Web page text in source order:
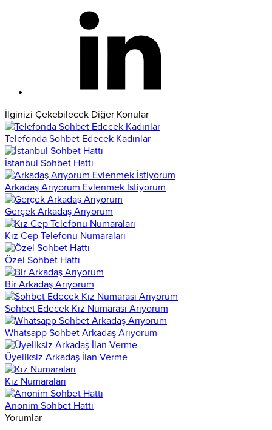
İlginizi Çekebilecek Diğer Konular
Telefonda Sohbet Edecek Kadınlar
İstanbul Sohbet Hattı
Arkadaş Arıyorum Evlenmek İstiyorum
Gerçek Arkadaş Arıyorum
Kız Cep Telefonu Numaraları
Özel Sohbet Hattı
Bir Arkadaş Arıyorum
Sohbet Edecek Kız Numarası Arıyorum
Whatsapp Sohbet Arkadaş Arıyorum
Üyeliksiz Arkadaş İlan Verme
Kız Numaraları
Anonim Sohbet Hattı
Yorumlar